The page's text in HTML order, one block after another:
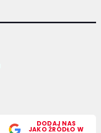
DODAJ NAS
JAKO ŹRÓDŁO W